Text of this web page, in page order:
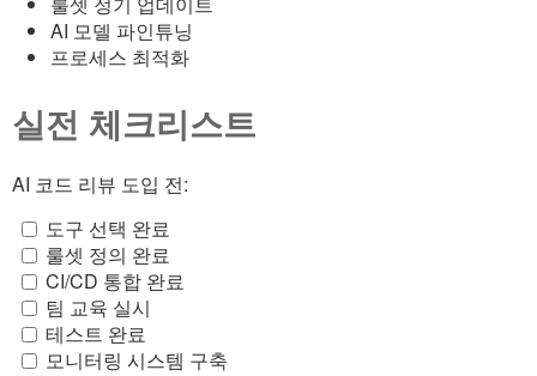
AI 모델 파인튜닝
프로세스 최적화
실전 체크리스트
AI 코드 리뷰 도입 전:
도구 선택 완료
룰셋 정의 완료
CI/CD 통합 완료
팀 교육 실시
테스트 완료
모니터링 시스템 구축